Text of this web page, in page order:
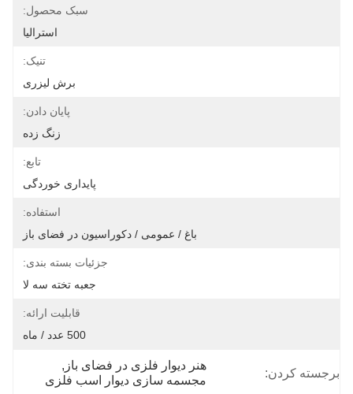
سبک محصول:
استرالیا
تنیک:
برش لیزری
پایان دادن:
زنگ زده
تابع:
پایداری خوردگی
استفاده:
باغ / عمومی / دکوراسیون در فضای باز
جزئیات بسته بندی:
جعبه تخته سه لا
قابلیت ارائه:
500 عدد / ماه
برجسته کردن:
هنر دیوار فلزی در فضای باز,
مجسمه سازی دیوار اسب فلزی